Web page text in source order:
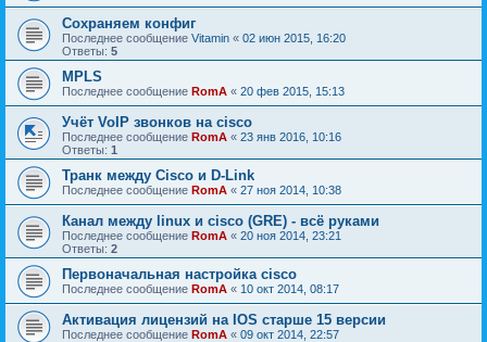
Сохраняем конфиг
Последнее сообщение Vitamin « 02 июн 2015, 16:20
Ответы: 5
MPLS
Последнее сообщение RomA « 20 фев 2015, 15:13
Учёт VoIP звонков на cisco
Последнее сообщение RomA « 23 янв 2016, 10:16
Ответы: 1
Транк между Cisco и D-Link
Последнее сообщение RomA « 27 ноя 2014, 10:38
Канал между linux и cisco (GRE) - всё руками
Последнее сообщение RomA « 20 ноя 2014, 23:21
Ответы: 2
Первоначальная настройка cisco
Последнее сообщение RomA « 10 окт 2014, 08:17
Активация лицензий на IOS старше 15 версии
Последнее сообщение RomA « 09 окт 2014, 22:57